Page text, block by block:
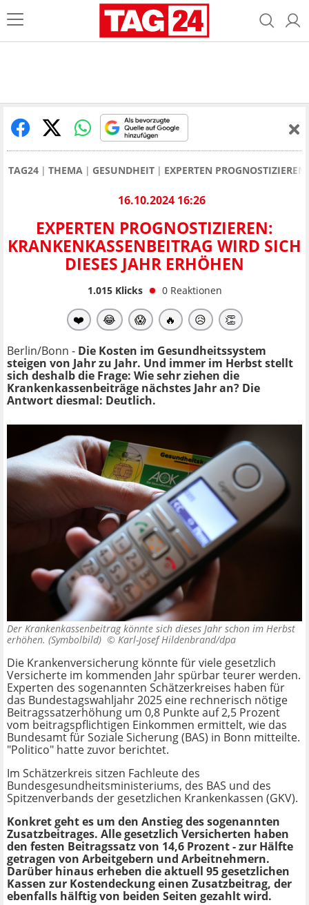
TAG24 THEMA GESUNDHEIT EXPERTEN
16.10.2024 16:26
EXPERTEN PROGNOSTIZIEREN:
KRANKENKASSENBEITRAG WIRD SICH
DIESES JAHR ERHÖHEN
1.015Klicks 0 Reaktionen
❤️ 😂 😱 🔥 😥 👏
Berlin/Bonn - Die Kosten im Gesundheitssystem
steigen von Jahr zu Jahr. Und immer im Herbst stellt
sich deshalb die Frage: Wie sehr ziehen die
Krankenkassenbeiträge nächstes Jahr an? Die
Antwort diesmal: Deutlich.
Der Krankenkassenbeitrag könnte sich dieses Jahr schon im Herbst
erhöhen. (Symbolbild) © Karl-Josef Hildenbrand/dpa
Die Krankenversicherung könnte für viele gesetzlich
Versicherte im kommenden Jahr spürbar teurer werden.
Experten des sogenannten Schätzerkreises haben für
das Bundestagswahljahr 2025 eine rechnerisch nötige
Beitragssatzerhöhung um 0,8 Punkte auf 2,5 Prozent
vom beitragspflichtigen Einkommen ermittelt, wie das
Bundesamt für Soziale Sicherung (BAS) in Bonn mitteilte.
"Politico" hatte zuvor berichtet.
Im Schätzerkreis sitzen Fachleute des
Bundesgesundheitsministeriums, des BAS und des
Spitzenverbands der gesetzlichen Krankenkassen (GKV).
Konkret geht es um den Anstieg des sogenannten
Zusatzbeitrages. Alle gesetzlich Versicherten haben
den festen Beitragssatz von 14,6 Prozent - zur Hälfte
getragen von Arbeitgebern und Arbeitnehmern.
Darüber hinaus erheben die aktuell 95 gesetzlichen
Kassen zur Kostendeckung einen Zusatzbeitrag, der
ebenfalls hälftig von beiden Seiten gezahlt wird.